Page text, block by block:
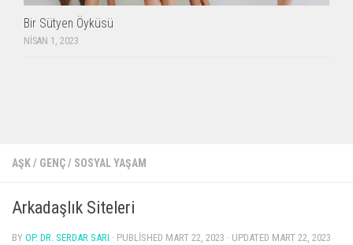
AŞK/ GENÇ/ SOSYAL YAŞAM
Arkadaşlık Siteleri
BY OP. DR. SERDAR SARI · PUBLISHED MART 22, 2023 · UPDATED MART 22, 2023
Bir Sütyen Öyküsü
NISAN 1, 2023